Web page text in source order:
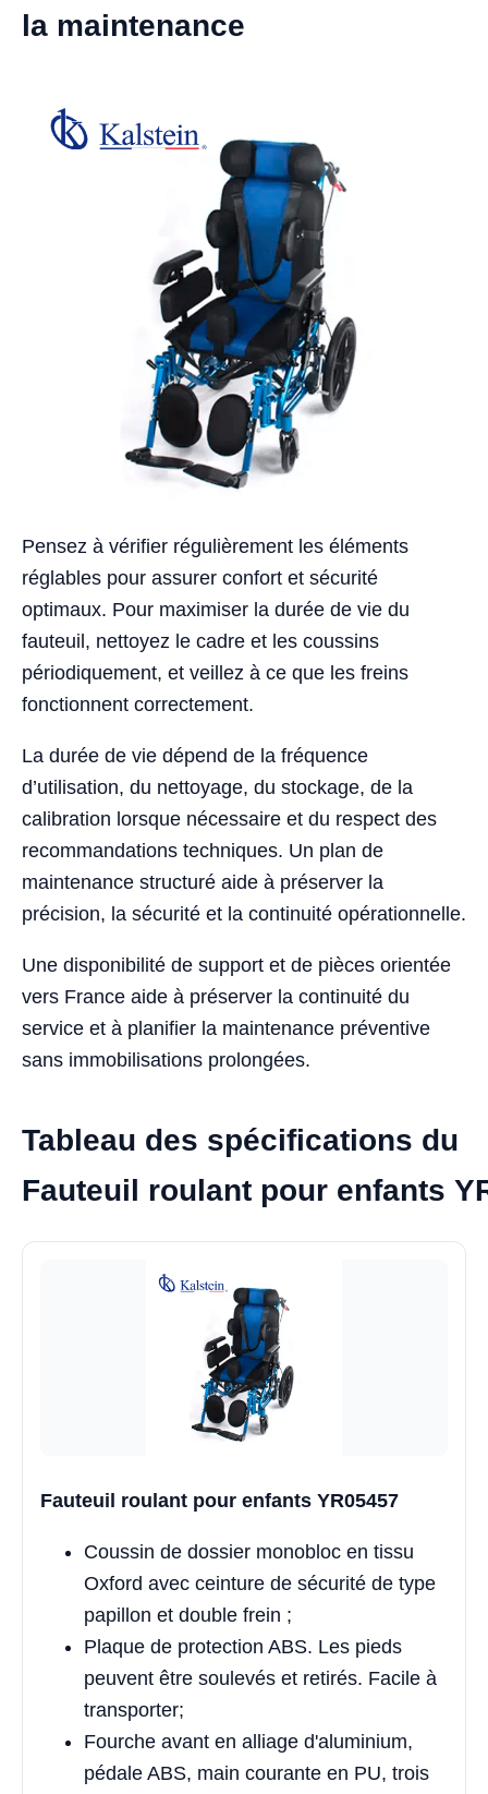
la maintenance
Pensez à vérifier régulièrement les éléments
réglables pour assurer confort et sécurité
optimaux. Pour maximiser la durée de vie du
fauteuil, nettoyez le cadre et les coussins
périodiquement, et veillez à ce que les freins
fonctionnent correctement.
La durée de vie dépend de la fréquence
d’utilisation, du nettoyage, du stockage, de la
calibration lorsque nécessaire et du respect des
recommandations techniques. Un plan de
maintenance structuré aide à préserver la
précision, la sécurité et la continuité opérationnelle.
Une disponibilité de support et de pièces orientée
vers France aide à préserver la continuité du
service et à planifier la maintenance préventive
sans immobilisations prolongées.
Tableau des spécifications du
Fauteuil roulant pour enfants
Fauteuil roulant pour enfants YR05457
Coussin de dossier monobloc en tissu
Oxford avec ceinture de sécurité de type
papillon et double frein ;
Plaque de protection ABS. Les pieds
peuvent être soulevés et retirés. Facile à
transporter;
Fourche avant en alliage d'aluminium,
pédale ABS, main courante en PU, trois